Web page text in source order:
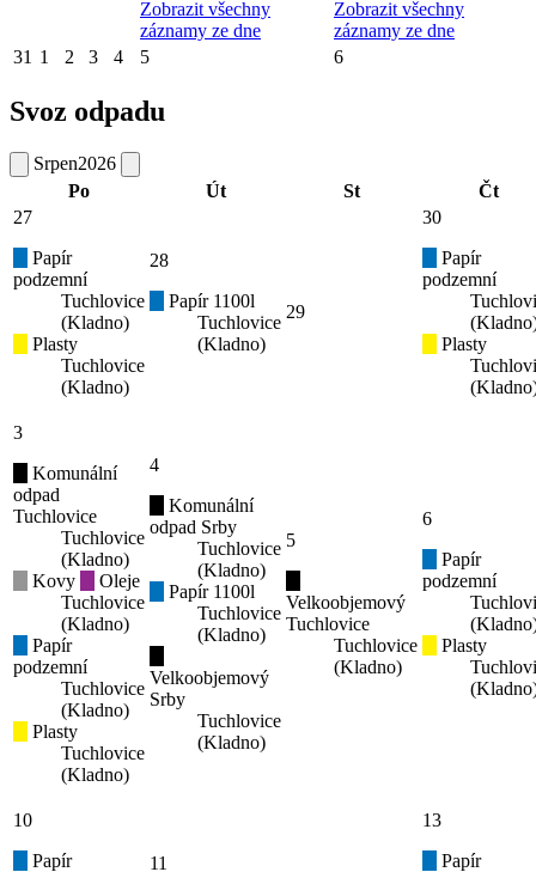
Zobrazit všechny
záznamy ze dne
Zobrazit všechny
záznamy ze dne
31 1 2 3 4 5 6
Svoz odpadu
Srpen2026
Po
Út St
Čt
27
Papír
podzemní
Tuchlovice
(Kladno)
Plasty
Tuchlovice
(Kladno)
28
Papír 1100l
Tuchlovice
(Kladno)
29
30
Papír
podzemní
Plasty
3
Komunální
odpad
Tuchlovice
Tuchlovice
(Kladno)
Kovy
Oleje
Tuchlovice
(Kladno)
Papír
podzemní
Tuchlovice
(Kladno)
Plasty
Tuchlovice
(Kladno)
4
Komunální
odpad Srby
Tuchlovice
(Kladno)
Papír 1100l
Tuchlovice
(Kladno)
Velkoobjemový
Srby
Tuchlovice
(Kladno)
5
Velkoobjemový
Tuchlovice
Tuchlovice
(Kladno)
6
Papír
podzemní
Plasty
10
Papír
11
13
Papír